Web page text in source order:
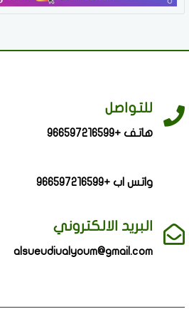
للتواصل
هاتف +966597216599
واتس اب +966597216599
البريد الالكتروني
alsueudiualyoum@gmail.com